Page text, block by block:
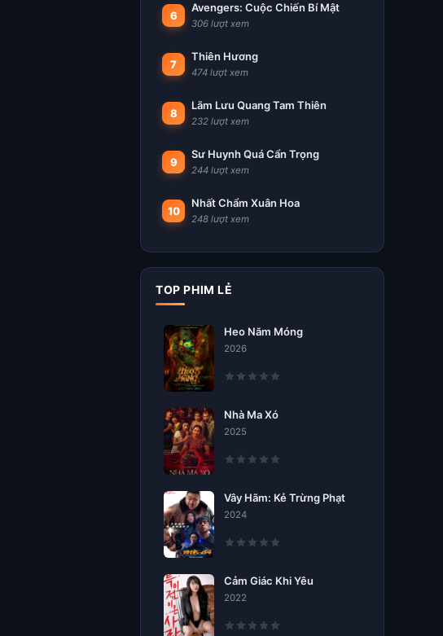
6
Avengers: Cuộc Chiến Bí Mật
306 lượt xem
7
Thiên Hương
474 lượt xem
8
Lãm Lưu Quang Tam Thiên
232 lượt xem
9
Sư Huynh Quá Cẩn Trọng
244 lượt xem
10
Nhất Chẩm Xuân Hoa
248 lượt xem
TOP PHIM LẺ
Heo Năm Móng
2026
Nhà Ma Xó
2025
Vây Hãm: Kẻ Trừng Phạt
2024
Cảm Giác Khi Yêu
2022